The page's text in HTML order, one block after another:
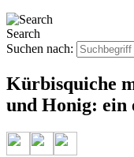
Search
Suchen nach:
Kürbisquiche
und Honig: ein